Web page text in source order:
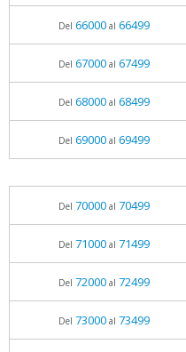
Del 66000al 66499
Del 67000al 67499
Del 68000al 68499
Del 69000al 69499
Del 70000al 70499
Del 71000al 71499
Del 72000al 72499
Del 73000al 73499